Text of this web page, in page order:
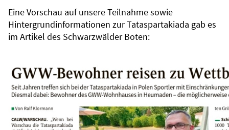
Eine Vorschau auf unsere Teilnahme sowie
Hintergrundinformationen zur Tataspartakiada gab es
im Artikel des Schwarzwälder Boten: